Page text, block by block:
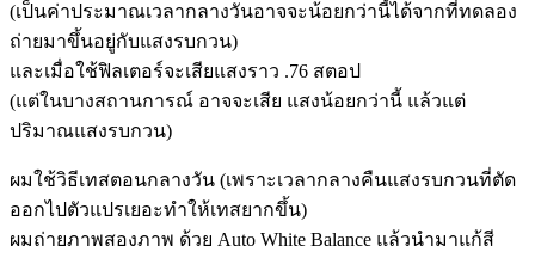
(เป็นค่าประมาณเวลากลางวันอาจจะน้อยกว่านี้ได้จากที่ทดลอง
ถ่ายมาขึ้นอยู่กับแสงรบกวน)
และเมื่อใช้ฟิลเตอร์จะเสียแสงราว .76 สตอป
(แต่ในบางสถานการณ์ อาจจะเสีย แสงน้อยกว่านี้ แล้วแต่
ปริมาณแสงรบกวน)
ผมใช้วิธีเทสตอนกลางวัน (เพราะเวลากลางคืนแสงรบกวนที่ตัด
ออกไปตัวแปรเยอะทำให้เทสยากขึ้น)
ผมถ่ายภาพสองภาพ ด้วย Auto White Balance แล้วนำมาแก้สี